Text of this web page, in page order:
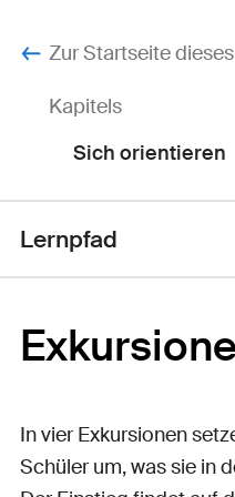
Zur Startseite dieses
Kapitels
Sich orientieren
In vier Exkursionen
Schüler um, was sie in
Lernpfad